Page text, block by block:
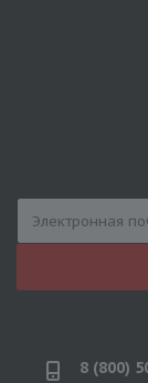
8 (800)